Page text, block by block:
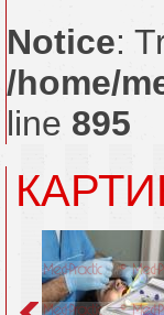
Notice:
/home/
line 895